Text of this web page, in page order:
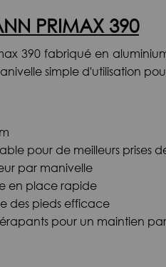
PRIMAX 390
390 fabriqué en
simple d'utilisation
pour de meilleurs prises
par manivelle
en place rapide
des pieds efficace
pour un maintien